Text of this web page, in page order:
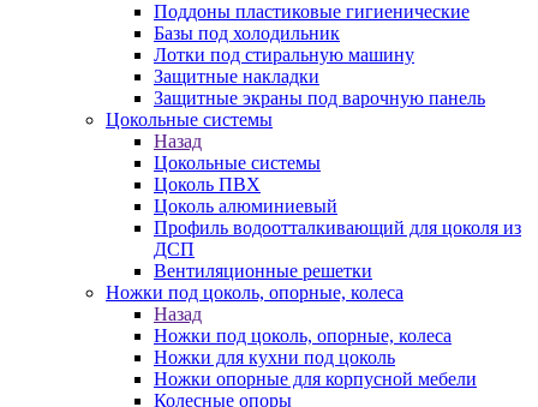
Поддоны пластиковые гигиенические
Базы под холодильник
Лотки под стиральную машину
Защитные накладки
Защитные экраны под варочную панель
Цокольные системы
Назад
Цокольные системы
Цоколь ПВХ
Цоколь алюминиевый
Профиль водоотталкивающий для цоколя из
ДСП
Вентиляционные решетки
Ножки под цоколь, опорные, колеса
Назад
Ножки под цоколь, опорные, колеса
Ножки для кухни под цоколь
Ножки опорные для корпусной мебели
Колесные опоры